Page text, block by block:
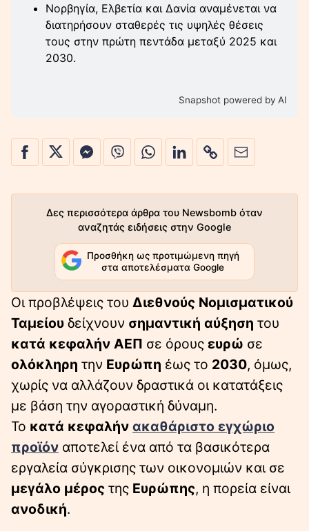
Νορβηγία, Ελβετία και Δανία αναμένεται να
διατηρήσουν σταθερές τις υψηλές θέσεις
τους στην πρώτη πεντάδα μεταξύ 2025 και
2030.
Snapshot powered by AI
Δες περισσότερα άρθρα του Newsbomb όταν
αναζητάς ειδήσεις στην Google
Προσθήκη ως προτιμώμενη πηγή
στα αποτελέσματα Google
Οι προβλέψεις του Διεθνούς Νομισματικού
Ταμείου δείχνουν σημαντική αύξηση του
κατά κεφαλήν ΑΕΠ σε όρους ευρώ σε
ολόκληρη την Ευρώπη έως το 2030, όμως,
χωρίς να αλλάζουν δραστικά οι κατατάξεις
με βάση την αγοραστική δύναμη.
Το κατά κεφαλήν ακαθάριστο εγχώριο
προϊόν αποτελεί ένα από τα βασικότερα
εργαλεία σύγκρισης των οικονομιών και σε
μεγάλο μέρος της Ευρώπης, η πορεία είναι
ανοδική.